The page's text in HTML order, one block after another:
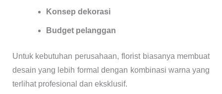
Konsep dekorasi
Budget pelanggan
Untuk kebutuhan perusahaan, florist biasanya membuat
desain yang lebih formal dengan kombinasi warna yang
terlihat profesional dan eksklusif.